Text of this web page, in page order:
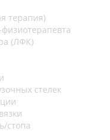
терапия)
(ЛФК)
стелек
стопа